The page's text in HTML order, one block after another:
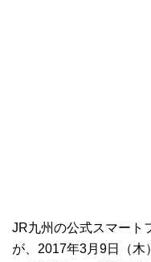
JR九州の公式スマート
が、2017年3月9日（木